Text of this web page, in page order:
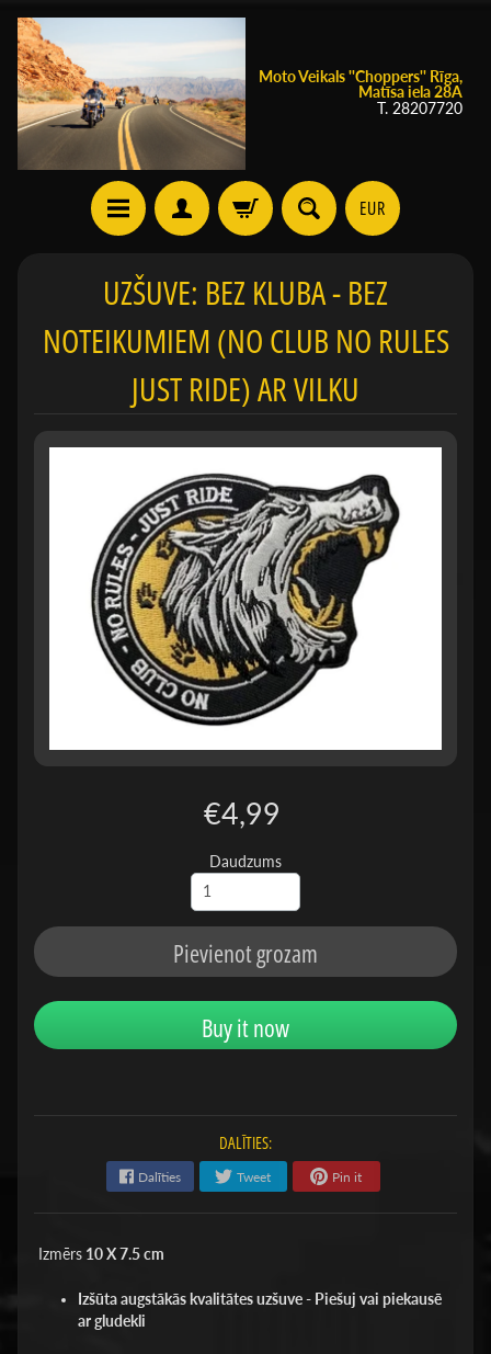
Moto Veikals ''Choppers'' Rīga,
Matīsa iela 28A
T. 28207720
EUR
UZŠUVE: BEZ KLUBA - BEZ
NOTEIKUMIEM (NO CLUB NO RULES
JUST RIDE) AR VILKU
€4,99
Daudzums
Pievienot grozam
Buy it now
DALĪTIES:
Dalīties Tweet Pin it
Izmērs 10 X 7.5 cm
Izšūta augstākās kvalitātes uzšuve - Piešuj vai piekausē
ar gludekli